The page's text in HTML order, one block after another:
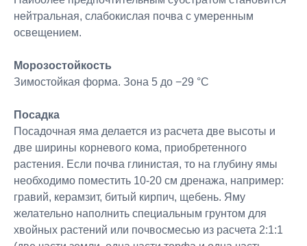
нейтральная, слабокислая почва с умеренным
освещением.
Морозостойкость
Зимостойкая форма. Зона 5 до −29 °C
Посадка
Посадочная яма делается из расчета две высоты и
две ширины корневого кома, приобретенного
растения. Если почва глинистая, то на глубину ямы
необходимо поместить 10-20 см дренажа, например:
гравий, керамзит, битый кирпич, щебень. Яму
желательно наполнить специальным грунтом для
хвойных растений или почвосмесью из расчета 2:1:1